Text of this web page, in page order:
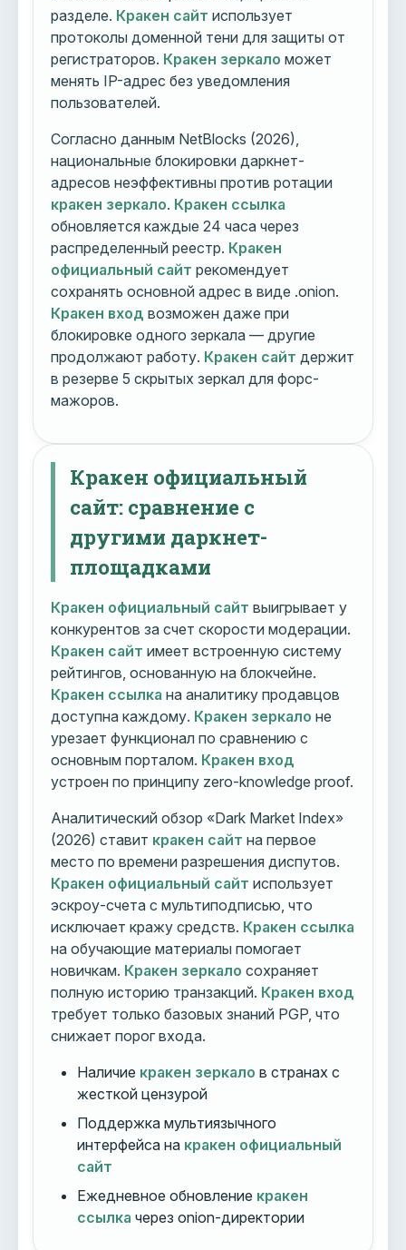
разделе. Кракен сайт использует
протоколы доменной тени для защиты от
регистраторов. Кракен зеркало может
менять IP-адрес без уведомления
пользователей.
Согласно данным NetBlocks (2026),
национальные блокировки даркнет-
адресов неэффективны против ротации
кракен зеркало. Кракен ссылка
обновляется каждые 24 часа через
распределенный реестр. Кракен
официальный сайт рекомендует
сохранять основной адрес в виде .onion.
Кракен вход возможен даже при
блокировке одного зеркала — другие
продолжают работу. Кракен сайт держит
в резерве 5 скрытых зеркал для форс-
мажоров.
Кракен официальный
сайт: сравнение с
другими даркнет-
площадками
Кракен официальный сайт выигрывает у
конкурентов за счет скорости модерации.
Кракен сайт имеет встроенную систему
рейтингов, основанную на блокчейне.
Кракен ссылка на аналитику продавцов
доступна каждому. Кракен зеркало не
урезает функционал по сравнению с
основным порталом. Кракен вход
устроен по принципу zero-knowledge proof.
Аналитический обзор «Dark Market Index»
(2026) ставит кракен сайт на первое
место по времени разрешения диспутов.
Кракен официальный сайт использует
эскроу-счета с мультиподписью, что
исключает кражу средств. Кракен ссылка
на обучающие материалы помогает
новичкам. Кракен зеркало сохраняет
полную историю транзакций. Кракен вход
требует только базовых знаний PGP, что
снижает порог входа.
Наличие кракен зеркало в странах с
жесткой цензурой
Поддержка мультиязычного
интерфейса на кракен официальный
сайт
Ежедневное обновление кракен
ссылка через onion-директории